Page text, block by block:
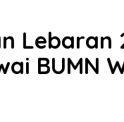
Lebaran
BUMN